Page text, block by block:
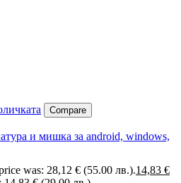
Compare
и мишка за android, windows,
was: 28,12 € (55.00 лв.).14,83 €